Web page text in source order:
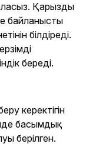
Қарызды
байланысты
білдіреді.
береді.
керектігін
басымдық
берілген.